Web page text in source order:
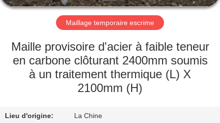
AU
DE
NOUS
Maillage temporaire escrime
Maille provisoire d'acier à faible teneur
en carbone clôturant 2400mm soumis
à un traitement thermique (L) X
2100mm (H)
Lieu d'origine: La Chine